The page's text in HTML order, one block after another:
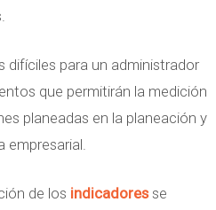
difíciles para un administrador
que permitirán la medición
planeadas en la planeación y
empresarial.
de los indicadoresse